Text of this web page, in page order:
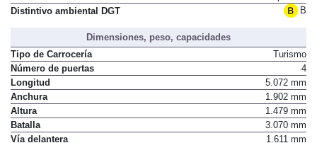
Normativa de emisiones
No disponible
Dimensiones, peso, capacidades
Tipo de Carrocería
Turismo
Número de puertas
4
Longitud
5.072 mm
Anchura
1.902 mm
Altura
1.479 mm
Batalla
3.070 mm